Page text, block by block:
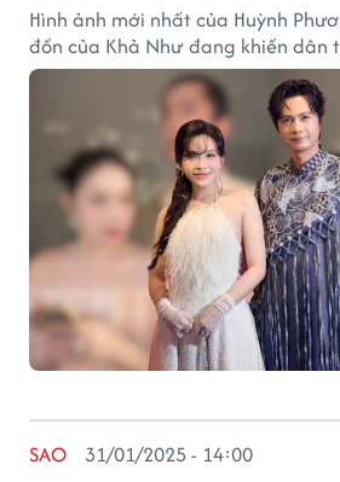
Hình ảnh mới nhất của Huỳnh
đồn của Khả Như đang khiến dân
SAO 31/01/2025 - 14:00